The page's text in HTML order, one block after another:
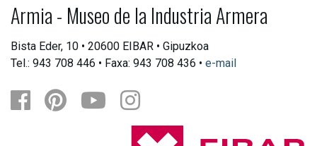
Armia - Museo de la Industria Armera
Bista Eder, 10 • 20600 EIBAR • Gipuzkoa
Tel.: 943 708 446 • Faxa: 943 708 436 • e-mail